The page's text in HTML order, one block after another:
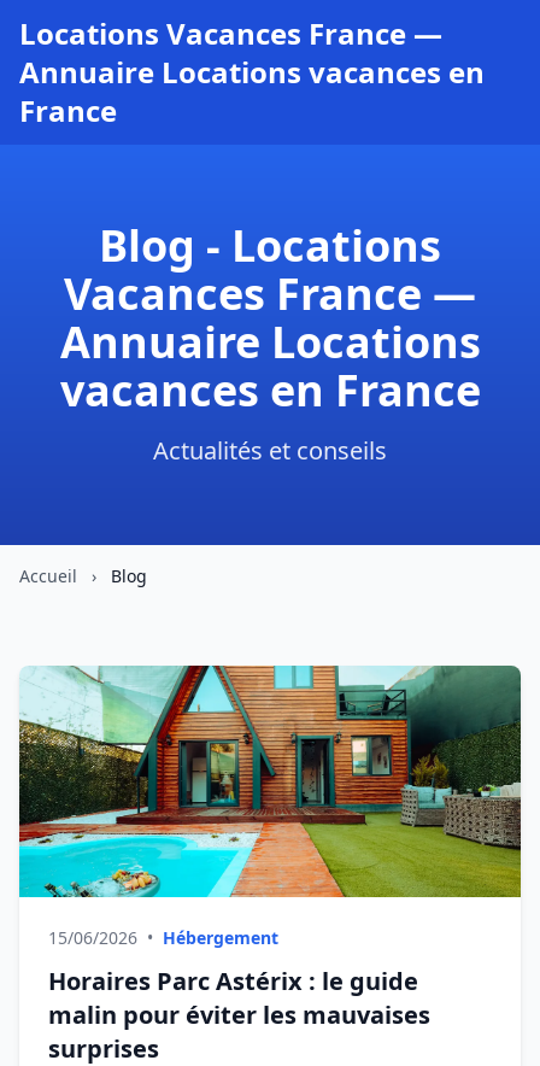
Locations Vacances France —
Annuaire Locations vacances en
France
Blog - Locations
Vacances France —
Annuaire Locations
vacances en France
Actualités et conseils
Accueil › Blog
15/06/2026 • Hébergement
Horaires Parc Astérix : le guide
malin pour éviter les mauvaises
surprises